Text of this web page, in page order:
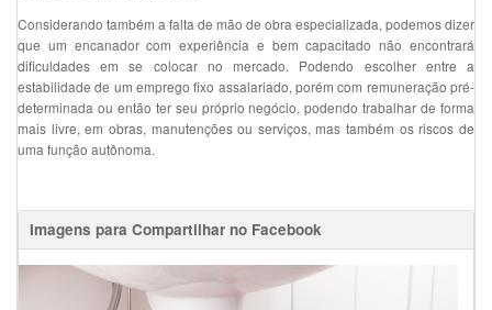
Considerando também a falta de mão de obra especializada, podemos dizer
que um encanador com experiência e bem capacitado não encontrará
dificuldades em se colocar no mercado. Podendo escolher entre a
estabilidade de um emprego fixo assalariado, porém com remuneração pré-
determinada ou então ter seu próprio negócio, podendo trabalhar de forma
mais livre, em obras, manutenções ou serviços, mas também os riscos de
uma função autônoma.
Imagens para Compartilhar no Facebook